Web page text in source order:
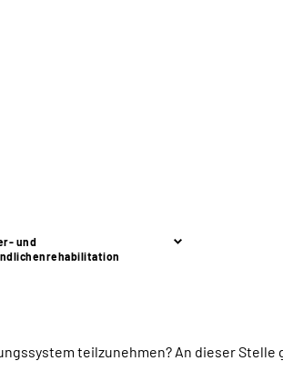
und
teilzunehmen? An dieser Stelle